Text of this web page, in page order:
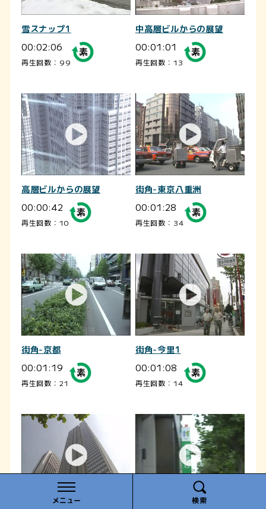
メニュー 検索
雪スナップ1
00:02:06
再生回数：99
中高層ビルからの展望
00:01:01
再生回数：13
高層ビルからの展望
00:00:42
再生回数：10
街角-東京八重洲
00:01:28
再生回数：34
街角-京都
00:01:19
再生回数：21
街角-今里1
00:01:08
再生回数：14